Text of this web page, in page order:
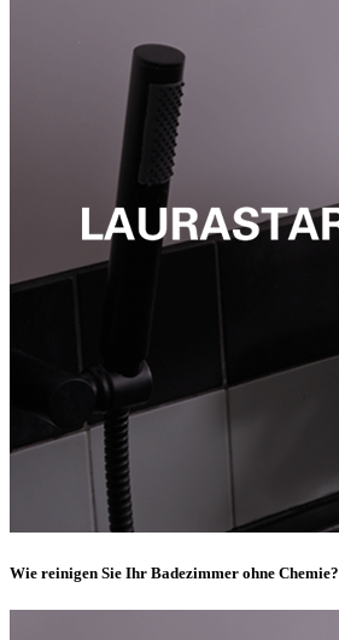
Wie reinigen Sie Ihr Badezimmer ohne Chemie?